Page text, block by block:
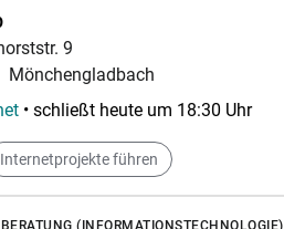
9
Mönchengladbach
• schließt heute um 18:30 Uhr
Internetprojekte führen
(INFORMATIONSTECHNOLOGIE)